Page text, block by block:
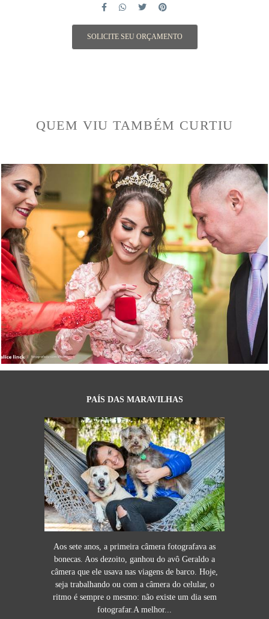
SOLICITE SEU ORÇAMENTO
QUEM VIU TAMBÉM CURTIU
1240 217
PAÍS DAS MARAVILHAS
Aos sete anos, a primeira câmera fotografava as
bonecas. Aos dezoito, ganhou do avô Geraldo a
câmera que ele usava nas viagens de barco. Hoje,
seja trabalhando ou com a câmera do celular, o
ritmo é sempre o mesmo: não existe um dia sem
fotografar.A melhor...